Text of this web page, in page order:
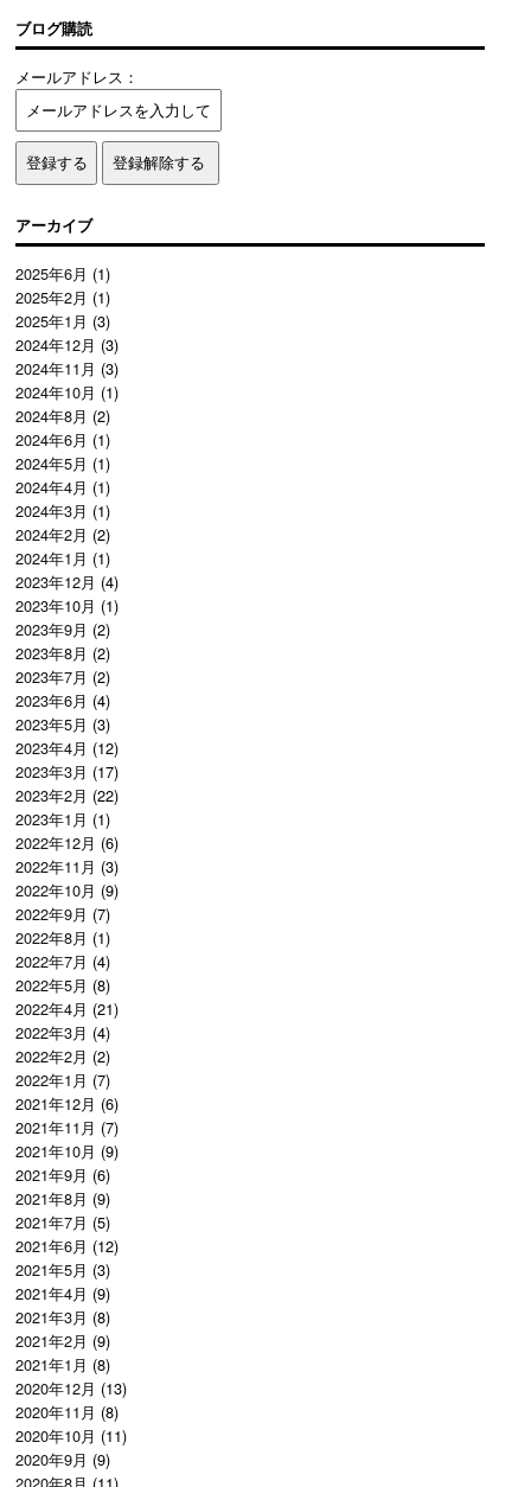
ブログ購読
メールアドレス：
アーカイブ
2025年6月 (1)
2025年2月 (1)
2025年1月 (3)
2024年12月 (3)
2024年11月 (3)
2024年10月 (1)
2024年8月 (2)
2024年6月 (1)
2024年5月 (1)
2024年4月 (1)
2024年3月 (1)
2024年2月 (2)
2024年1月 (1)
2023年12月 (4)
2023年10月 (1)
2023年9月 (2)
2023年8月 (2)
2023年7月 (2)
2023年6月 (4)
2023年5月 (3)
2023年4月 (12)
2023年3月 (17)
2023年2月 (22)
2023年1月 (1)
2022年12月 (6)
2022年11月 (3)
2022年10月 (9)
2022年9月 (7)
2022年8月 (1)
2022年7月 (4)
2022年5月 (8)
2022年4月 (21)
2022年3月 (4)
2022年2月 (2)
2022年1月 (7)
2021年12月 (6)
2021年11月 (7)
2021年10月 (9)
2021年9月 (6)
2021年8月 (9)
2021年7月 (5)
2021年6月 (12)
2021年5月 (3)
2021年4月 (9)
2021年3月 (8)
2021年2月 (9)
2021年1月 (8)
2020年12月 (13)
2020年11月 (8)
2020年10月 (11)
2020年9月 (9)